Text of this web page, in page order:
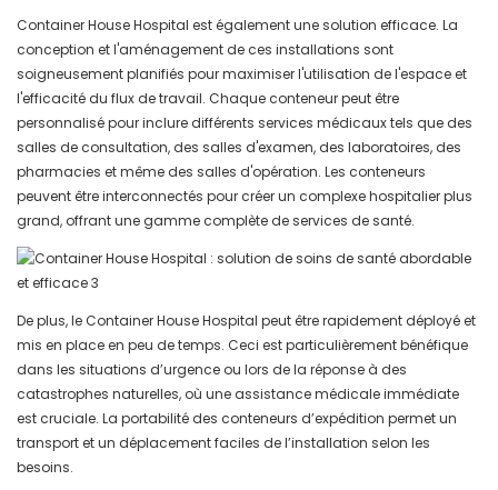
Container House Hospital est également une solution efficace. La
conception et l'aménagement de ces installations sont
soigneusement planifiés pour maximiser l'utilisation de l'espace et
l'efficacité du flux de travail. Chaque conteneur peut être
personnalisé pour inclure différents services médicaux tels que des
salles de consultation, des salles d'examen, des laboratoires, des
pharmacies et même des salles d'opération. Les conteneurs
peuvent être interconnectés pour créer un complexe hospitalier plus
grand, offrant une gamme complète de services de santé.
De plus, le Container House Hospital peut être rapidement déployé et
mis en place en peu de temps. Ceci est particulièrement bénéfique
dans les situations d’urgence ou lors de la réponse à des
catastrophes naturelles, où une assistance médicale immédiate
est cruciale. La portabilité des conteneurs d’expédition permet un
transport et un déplacement faciles de l’installation selon les
besoins.